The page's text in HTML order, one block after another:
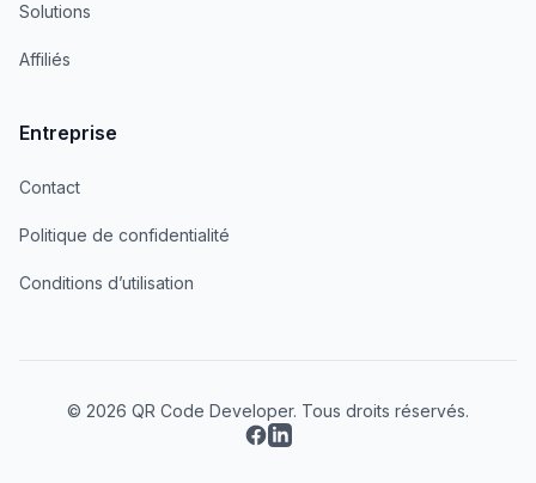
Solutions
Affiliés
Entreprise
Contact
Politique de confidentialité
Conditions d’utilisation
© 2026 QR Code Developer. Tous droits réservés.